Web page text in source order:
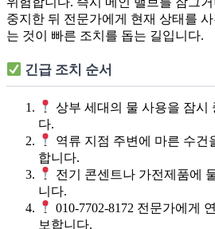
중지한 뒤 전문가에게 현재 상태를
는 것이 빠른 조치를 돕는 길입니다.
긴급 조치 순서
상부 세대의 물 사용을 잠시
다.
역류 지점 주변에 마른 수건
합니다.
전기 콘센트나 가전제품에
니다.
010-7702-8172 전문가에게
보합니다.